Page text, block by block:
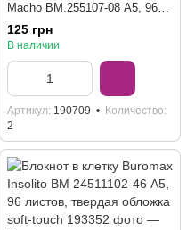
Macho BM.255107-08 А5, 96
листов
125 грн
В наличии
Артикул 190709
Количество
2